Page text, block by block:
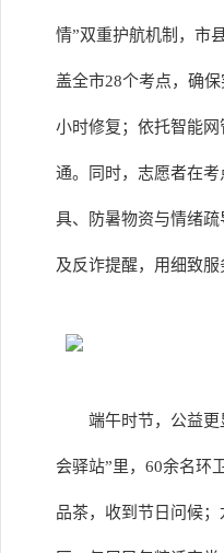
情”双重护航机制，市
盖全市28个考点，确
小时修复；依托智能
通。同时，志愿者在
具、防暑物资与情绪
及反诈提醒，用细致服
端午时节，公益
会驿站”里，60余名环
品茶，收到节日问候